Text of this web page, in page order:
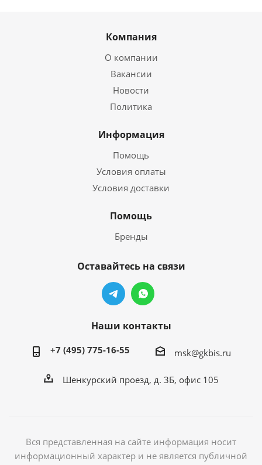
Компания
О компании
Вакансии
Новости
Политика
Информация
Помощь
Условия оплаты
Условия доставки
Помощь
Бренды
Оставайтесь на связи
Наши контакты
+7 (495) 775-16-55 msk@gkbis.ru
Шенкурский проезд, д. 3Б, офис 105
Вся представленная на сайте информация носит
информационный характер и не является публичной